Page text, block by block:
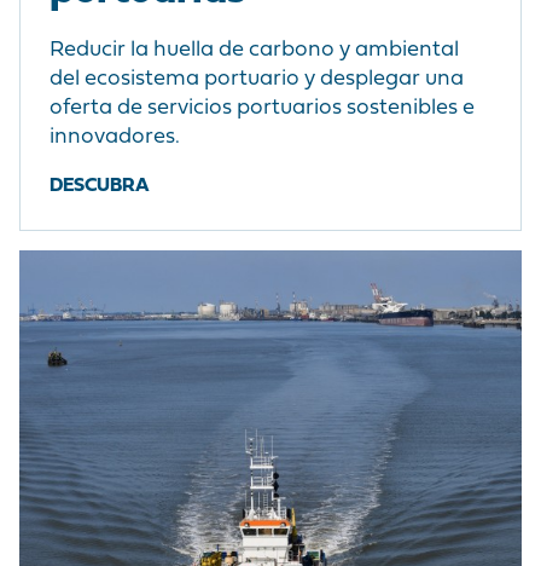
Reducir la huella de carbono y ambiental
del ecosistema portuario y desplegar una
oferta de servicios portuarios sostenibles e
innovadores.
DESCUBRA